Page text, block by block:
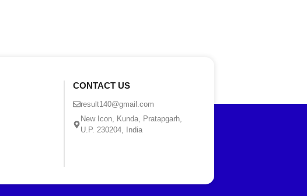
CONTACT US
result140@gmail.com
New Icon, Kunda, Pratapgarh,
U.P. 230204, India